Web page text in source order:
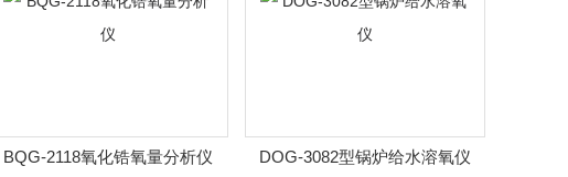
BQG-2118氧化锆氧量分析仪 DOG-3082型锅炉给水溶氧仪